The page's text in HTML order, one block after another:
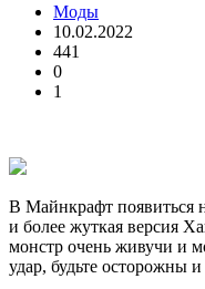
Моды
10.02.2022
441
0
1
В Майнкрафт появиться
и более жуткая версия
монстр очень живучи и
удар, будьте осторожны и